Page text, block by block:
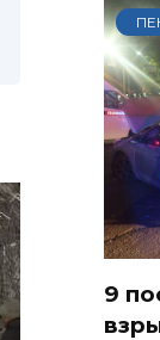
9